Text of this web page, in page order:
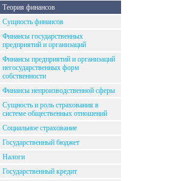
Теория финансов
Сущность финансов
Финансы государственных
предприятий и организаций
Финансы предприятий и организаций
негосударственных форм
собственности
Финансы непроизводственной сферы
Сущность и роль страхования в
системе общественных отношений
Социальное страхование
Государственный бюджет
Налоги
Государственный кредит